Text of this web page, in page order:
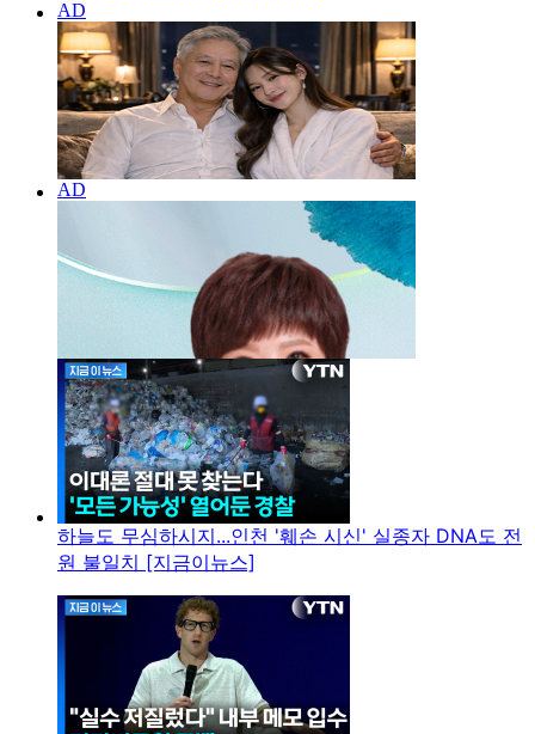
하늘도 무심하시지...인천 '훼손 시신' 실종자 DNA도 전
원 불일치 [지금이뉴스]